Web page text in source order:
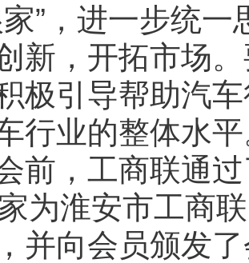
家”，进一步统
新，开拓市场
极引导帮助汽
行业的整体水
，工商联通过
为淮安市工商
并向会员颁发